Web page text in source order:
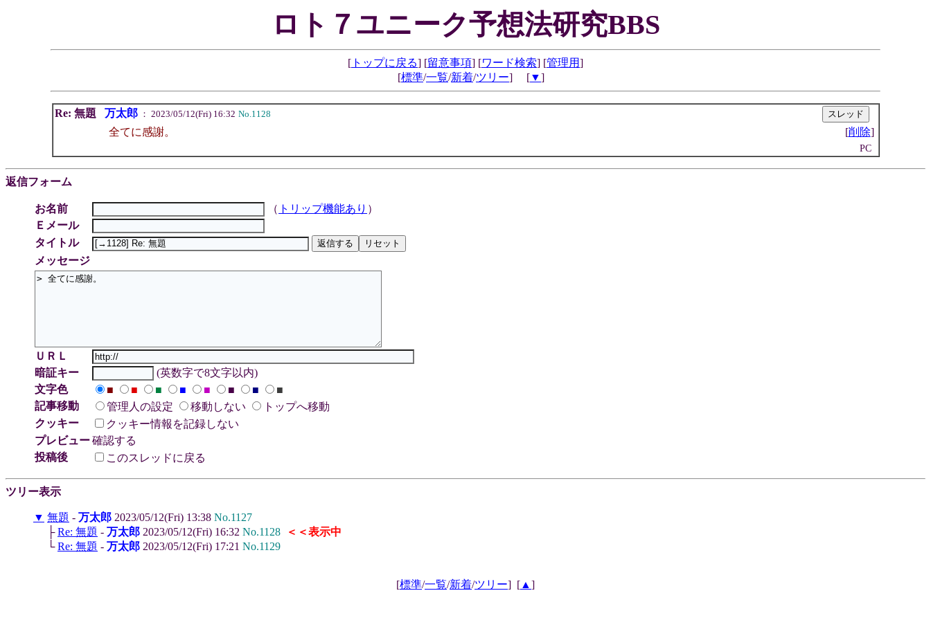
ロト７ユニーク予想法研究BBS
[ トップに戻る] [留意事項] [ワード検索] [管理用]
[標準/一覧/新着/ツリー] [▼]
Re: 無題 万太郎： 2023/05/12(Fri) 16:32 No.1128
全てに感謝。
[削除]
PC
返信フォーム
お名前 （ トリップ機能あり ）
Ｅメール
タイトル
メッセージ
ＵＲＬ
暗証キー
(英数字で8文字以内)
文字色
■ ■ ■ ■ ■ ■ ■
■
記事移動
管理人の設定 移動しない
トップへ移動
クッキー
クッキー情報を記録しない
プレビュー確認する
投稿後
このスレッドに戻る
ツリー表示
▼ 無題 - 万太郎 2023/05/12(Fri) 13:38 No.1127
├Re: 無題 - 万太郎 2023/05/12(Fri) 16:32 No.1128
＜＜表示中
└Re: 無題 - 万太郎 2023/05/12(Fri) 17:21 No.1129
[標準/一覧/新着/ツリー] [ ▲ ]